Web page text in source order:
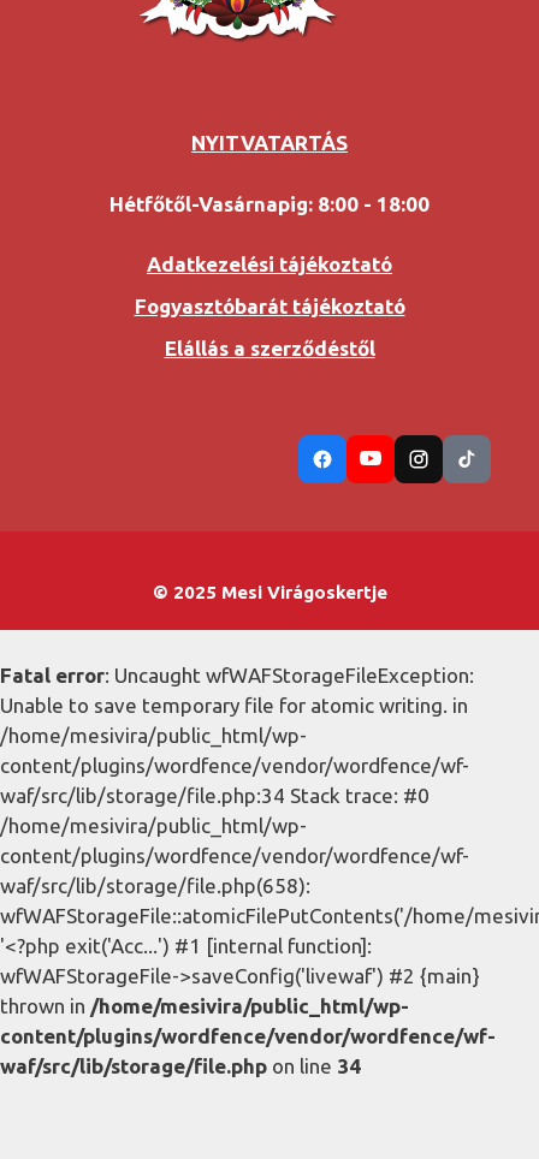
NYITVATARTÁS
Hétfőtől-Vasárnapig: 8:00 - 18:00
Adatkezelési tájékoztató
Fogyasztóbarát tájékoztató
Elállás a szerződéstől
© 2025 Mesi Virágoskertje
Fatal error: Uncaught wfWAFStorageFileException:
Unable to save temporary file for atomic writing. in
/home/mesivira/public_html/wp-
content/plugins/wordfence/vendor/wordfence/wf-
waf/src/lib/storage/file.php:34 Stack trace: #0
/home/mesivira/public_html/wp-
content/plugins/wordfence/vendor/wordfence/wf-
waf/src/lib/storage/file.php(658):
wfWAFStorageFile::atomicFilePutContents('/home/
'<?php exit('Acc...') #1 [internal function]:
wfWAFStorageFile->saveConfig('livewaf') #2 {main}
thrown in /home/mesivira/public_html/wp-
content/plugins/wordfence/vendor/wordfence/wf-
waf/src/lib/storage/file.php on line 34